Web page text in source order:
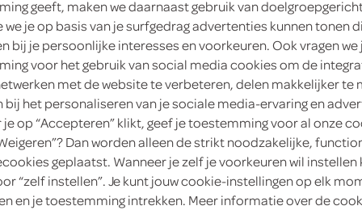
8
25 min.
geeft, maken we daarnaast gebruik van
we je op basis van je surfgedrag advertenties kunnen tonen
bij je persoonlijke interesses en voorkeuren. Ook vragen we
voor het gebruik van social media cookies om de
met de website te verbeteren, delen makkelijker te
bij het personaliseren van je sociale media-ervaring en
je op “Accepteren” klikt, geef je toestemming voor al onze
Dan worden alleen de strikt noodzakelijke,
geplaatst. Wanneer je zelf je voorkeuren wil instellen
“zelf instellen”. Je kunt jouw cookie-instellingen op elk
en je toestemming intrekken. Meer informatie over de